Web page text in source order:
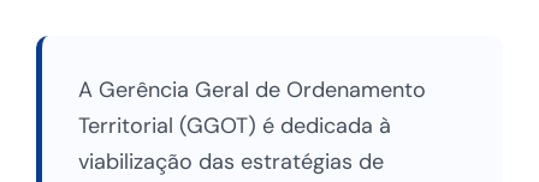
A Gerência Geral de Ordenamento
Territorial (GGOT) é dedicada à
viabilização das estratégias de